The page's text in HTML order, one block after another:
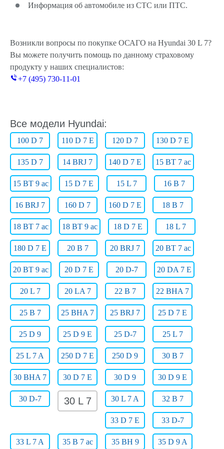
Информация об автомобиле из СТС или ПТС.
Возникли вопросы по покупке ОСАГО на Hyundai 30 L 7?
Вы можете получить помощь по данному страховому
продукту у наших специалистов:
+7 (495) 730-11-01
Все модели Hyundai:
100 D 7 110 D 7 E 120 D 7 130 D 7 E
135 D 7 14 BRJ 7 140 D 7 E 15 BT 7 ac
15 BT 9 ac 15 D 7 E 15 L 7 16 B 7
16 BRJ 7 160 D 7 160 D 7 E 18 B 7
18 BT 7 ac 18 BT 9 ac 18 D 7 E 18 L 7
180 D 7 E 20 B 7 20 BRJ 7 20 BT 7 ac
20 BT 9 ac 20 D 7 E 20 D-7 20 DA 7 E
20 L 7 20 LA 7 22 B 7 22 BHA 7
25 B 7 25 BHA 7 25 BRJ 7 25 D 7 E
25 D 9 25 D 9 E 25 D-7 25 L 7
25 L 7 A 250 D 7 E 250 D 9 30 B 7
30 BHA 7 30 D 7 E 30 D 9 30 D 9 E
30 D-7 30 L 7 30 L 7 A 32 B 7
33 D 7 E 33 D-7
33 L 7 A 35 B 7 ac 35 BH 9 35 D 9 A